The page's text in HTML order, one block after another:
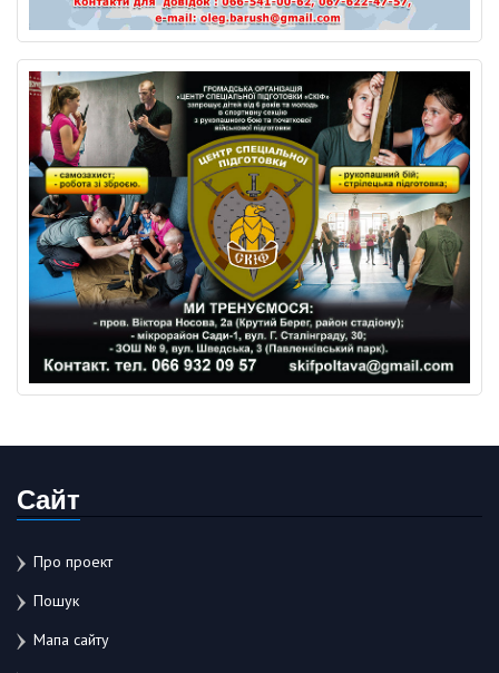
Сайт
Про проект
Пошук
Мапа сайту